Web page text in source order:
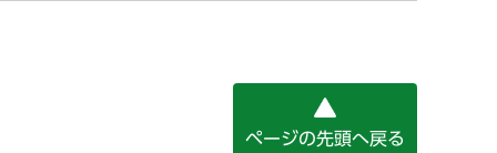
ページの先頭へ戻る